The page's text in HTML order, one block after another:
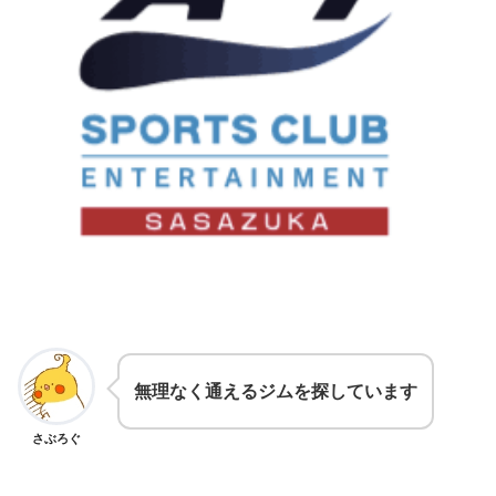
さぶろぐ
無理なく通えるジムを探しています